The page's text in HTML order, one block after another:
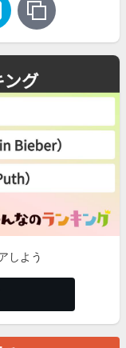
しよう